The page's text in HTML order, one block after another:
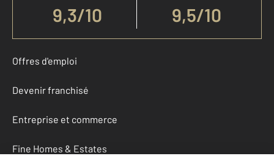
9,3/10 9,5/10
Offres d'emploi
Devenir franchisé
Entreprise et commerce
Fine Homes & Estates